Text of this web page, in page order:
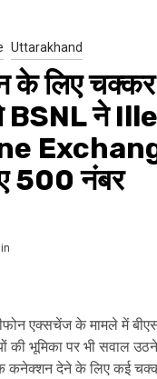
Uttarakhand
के लिए चक्कर
BSNL ने
500 नंबर
एक्सचेंज के मामले में
की भूमिका पर भी सवाल
कनेक्शन देने के लिए कई